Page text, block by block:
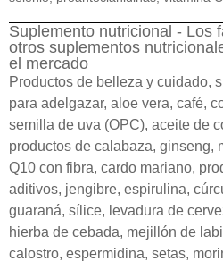
Suplemento nutricional - Los
otros suplementos
el mercado
Productos de belleza y cuidado,
para adelgazar, aloe vera, café,
semilla de uva (OPC), aceite de
productos de calabaza, ginseng,
Q10 con fibra, cardo mariano,
aditivos, jengibre, espirulina,
guaraná, sílice, levadura de
hierba de cebada, mejillón de
calostro, espermidina, setas,